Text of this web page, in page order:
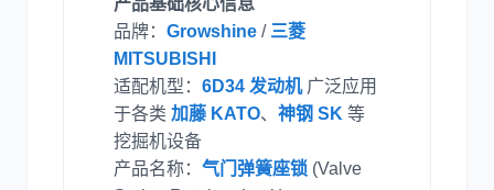
山猫 上柴
产品基础核心信息
品牌： Growshine / 三菱
MITSUBISHI
适配机型： 6D34 发动机广泛应用
于各类 加藤 KATO、 神钢 SK 等
挖掘机设备
产品名称： 气门弹簧座锁 (Valve